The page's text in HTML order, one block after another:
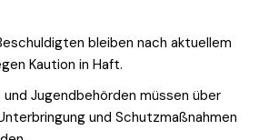
bleiben nach aktuellem
Kaution in Haft.
und Jugendbehörden müssen über
und Schutzmaßnahmen